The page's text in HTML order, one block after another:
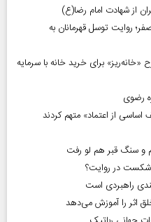
از شهادت امام رضا(ع)
روایت توسل قهرمانان به
برای خرید خانه با سرمایه
رضوی
سنگ قبر هم لو رفت
راهبردی است
اثر را آموزش می‌دهد